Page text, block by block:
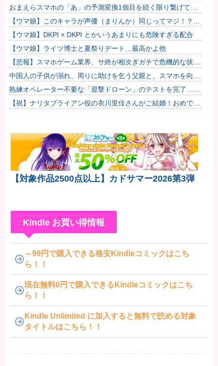
西部！
おまえらスマホの「あ」の予測変換1個目を続く限り繋げてみ
ろwwwwwww
【ウマ娘】このキャラが声優（まりんか）同じってマジ！？
←「スズカさんみたいな演技の方がレアだと聞いて驚いたよ」
【ウマ娘】DKPI × DKPI とかいうあまりにも危険すぎる配合
【ウマ娘】ライツ博士と夏祭りデート…最高かよ他
【悲報】スマホゲーム業界、サ終が相次ぎガチで危機的な状況
に…その理由がこちら他
中国人の子供が溺れ、周りに助けを乞う父親と、スマホを向け
てインプレ稼ぎの見物人
熟練オペレーター不要な「迎撃ドローン」のテストを完了…自
らが目標を追尾する映像公開！
【祝】ナリタブライアン役の衣川里佳さんがご結婚！おめでと
【対象作品2500点以上】カドサマー2026第3弾
Kindle お買い得情報
～99円で購入できる格安Kindleコミックはこち
ら！！
現在無料0円で購入できるKindleコミックはこち
ら！！
Kindle Unlimited に加入すると無料で読める対象
タイトルはこちら！！